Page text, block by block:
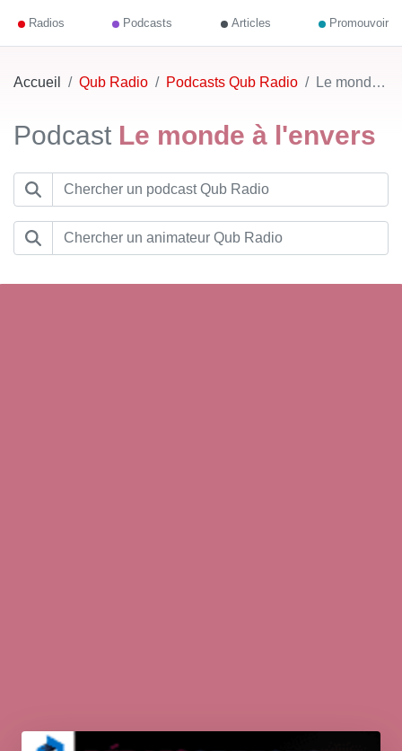
Radios Podcasts Articles Promouvoir
Accueil Qub Radio Podcasts Qub Radio Le monde à l'envers
Podcast Le monde à l'envers